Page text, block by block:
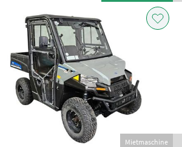
Mietmaschine